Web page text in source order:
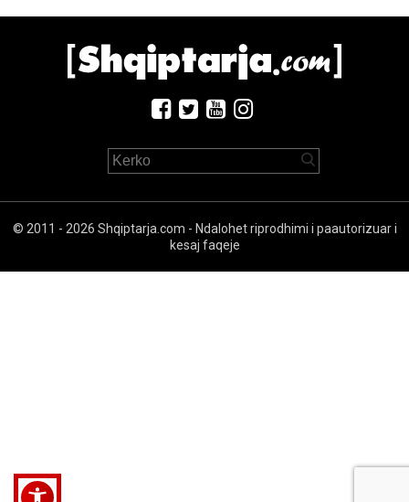
© 2011 - 2026 Shqiptarja.com - Ndalohet riprodhimi i paautorizuar i
kesaj faqeje